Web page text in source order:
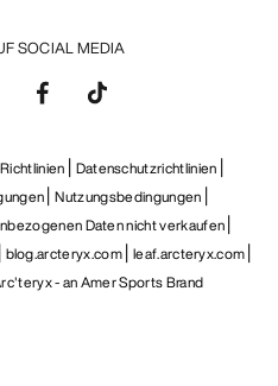
SOCIAL MEDIA
Datenschutzrichtlinien
Nutzungsbedingungen
Daten nicht verkaufen
blog.arcteryx.com leaf.arcteryx.com
- an Amer Sports Brand